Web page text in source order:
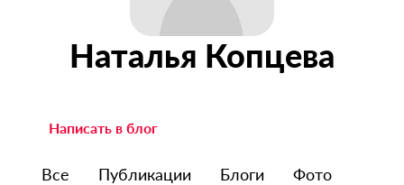
Наталья Копцева
Написать в блог
Все Публикации Блоги Фото